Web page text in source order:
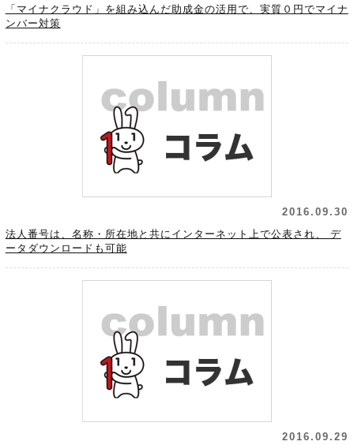
「マイナクラウド」を組み込んだ助成金の活用で、実質０円でマイナ
ンバー対策
2016.09.30
法人番号は、名称・所在地と共にインターネット上で公表され、 デ
ータダウンロードも可能
2016.09.29